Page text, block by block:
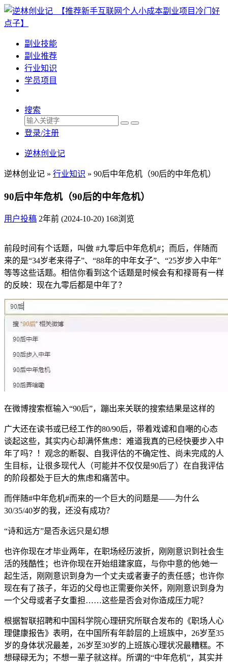
副业技能
副业推荐
行业知识
学员项目
搜索
登录/注册
逆林创业记
逆林创业记 » 行业知识 » 90后中年危机（90后的中年危机）
90后中年危机（90后的中年危机）
用户投稿 2年前 (2024-10-20) 168浏览
前段时间有个话题，叫做 #九零后中年危机#；而后，伴随而
来的是“34岁老来得子”、“88年的中年女子”、“25岁步入中年”
等等这些话题。相信你看到这个话题是时候会有和禄哥有一样
的反映：现在九零后都是中年了？
在微博搜索框输入“90后”，蹦出来关联的搜索结果是这样的
广大还在读书或已经工作的80/90后，带着戏谑和自嘲的心态
谈起这些，其实内心却满怀焦虑：难道我真的已经快要步入中
年了吗？！观念的断裂、自我评估的不确定性、尚未完成的人
生目标，让很多现代人（可能并不仅仅是90后了）在自我评估
的阶段都处于巨大的焦虑和痛苦中。
而伴随#中年危机#而来的一个巨大的问题是——为什么
30/35/40岁的我，还没有成功？
“诗和远方”是否永远只是幻想
也许你现在才毕业两年，在职场经历波折，刚刚意识到社会生
活的残酷性；也许你现在开始组建家庭，与你中意的他/她一
起生活，刚刚意识到身为一个丈夫或者妻子的责任感；也许你
现在有了孩子，年迈的父母也正需要你关怀，刚刚意识到身为
一个父母或者子女重担……这些是否会对你造成压力呢？
根据智联招聘和中国科学院心理研究所联合发布的《职场人心
理健康报告》表明，在中国所有年龄层的上班族中，26岁至35
岁的身体状况最差，26岁至30岁的上班族心理状况最糟糕。不
想碌碌无为；不想一辈子就这样。所谓的“中年危机”，其实并